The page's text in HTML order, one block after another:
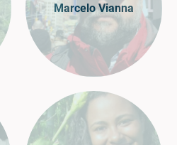
Marcelo Vianna